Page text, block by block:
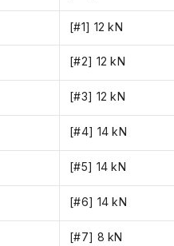
[#1] 12 kN
[#2] 12 kN
[#3] 12 kN
[#4] 14 kN
[#5] 14 kN
[#6] 14 kN
[#7] 8 kN